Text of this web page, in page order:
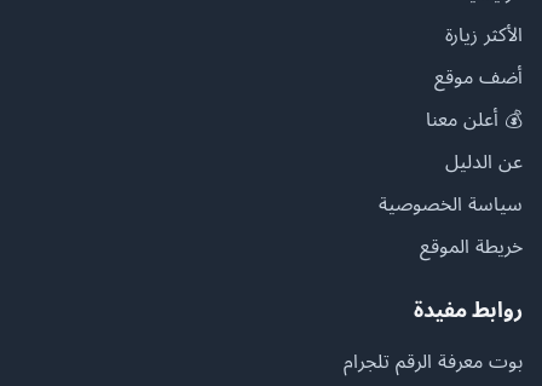
الأكثر زيارة
أضف موقع
💰 أعلن معنا
عن الدليل
سياسة الخصوصية
خريطة الموقع
روابط مفيدة
بوت معرفة الرقم تلجرام